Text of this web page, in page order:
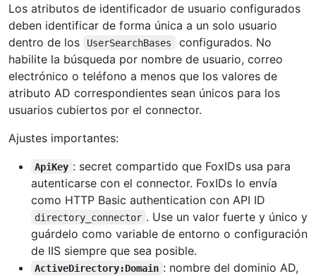
Los atributos de identificador de usuario configurados
deben identificar de forma única a un solo usuario
dentro de los
UserSearchBases
configurados. No
habilite la búsqueda por nombre de usuario, correo
electrónico o teléfono a menos que los valores de
atributo AD correspondientes sean únicos para los
usuarios cubiertos por el connector.
Ajustes importantes:
ApiKey : secret compartido que FoxIDs usa para
autenticarse con el connector. FoxIDs lo envía
como HTTP Basic authentication con API ID
directory_connector . Use un valor fuerte y único y
guárdelo como variable de entorno o configuración
de IIS siempre que sea posible.
ActiveDirectory:Domain : nombre del dominio AD,